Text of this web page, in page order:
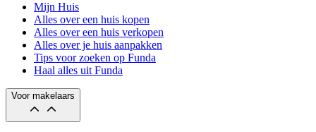
Mijn Huis
Alles over een huis kopen
Alles over een huis verkopen
Alles over je huis aanpakken
Tips voor zoeken op Funda
Haal alles uit Funda
Voor makelaars